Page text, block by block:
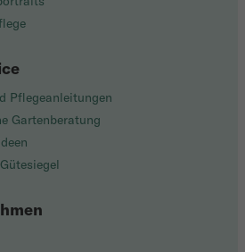
Pflegeanleitungen
Gartenberatung